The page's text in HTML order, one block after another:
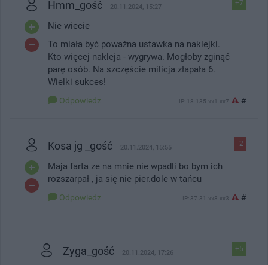
+7
Hmm_gość 20.11.2024, 15:27
Nie wiecie
To miała być poważna ustawka na naklejki.
Kto więcej nakleja - wygrywa. Mogłoby zginąć
parę osób. Na szczęście milicja złapała 6.
Wielki sukces!
Odpowiedz IP: 18.135.xx1.xx7 #
-2
Kosa jg _gość 20.11.2024, 15:55
Maja farta ze na mnie nie wpadli bo bym ich
rozszarpał , ja się nie pier.dole w tańcu
Odpowiedz IP: 37.31.xx8.xx3 #
+5
Zyga_gość 20.11.2024, 17:26